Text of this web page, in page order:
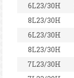
6L23/30H
8L23/30H
6L23/30H
8L23/30H
7L23/30H